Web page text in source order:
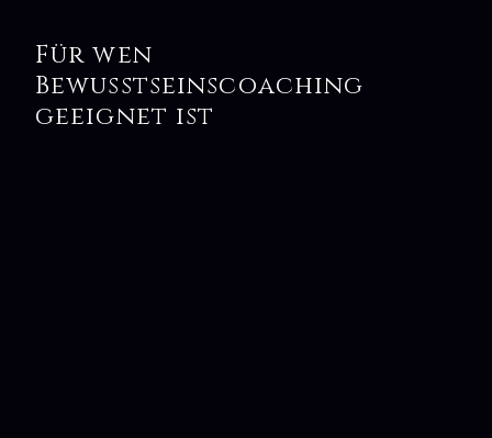
Für wen
Bewusstseinscoaching
geeignet ist